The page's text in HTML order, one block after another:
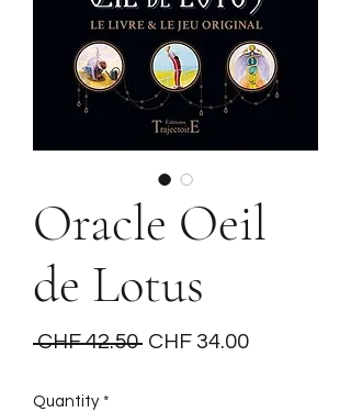
Oracle Oeil
de Lotus
CHF 42.50 Regular
CHF 34.00Sale
Quantity *